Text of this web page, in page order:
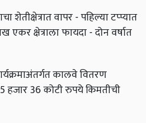
शेतीक्षेत्रात वापर - पहिल्या टप्प्यात
क्षेत्राला फायदा - दोन वर्षात
कालवे वितरण
हजार 36 कोटी रुपये किमतीची